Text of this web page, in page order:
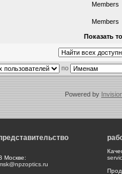
Members
Members
Показать
по
Powered by
Москве: